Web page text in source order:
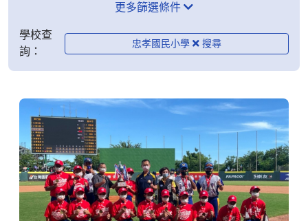
更多篩選條件
學校查
詢：
忠孝國民小學